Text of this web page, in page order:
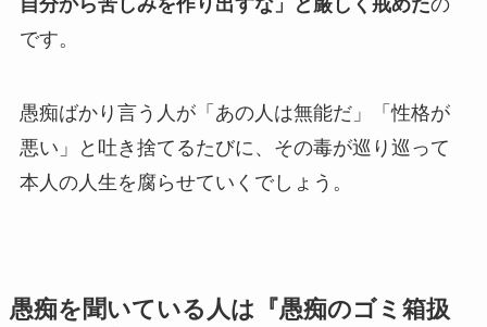
です。
愚痴ばかり言う人が「あの人は無能だ」「性格が
悪い」と吐き捨てるたびに、その毒が巡り巡って
本人の人生を腐らせていくでしょう。
愚痴を聞いている人は『愚痴のゴミ箱扱